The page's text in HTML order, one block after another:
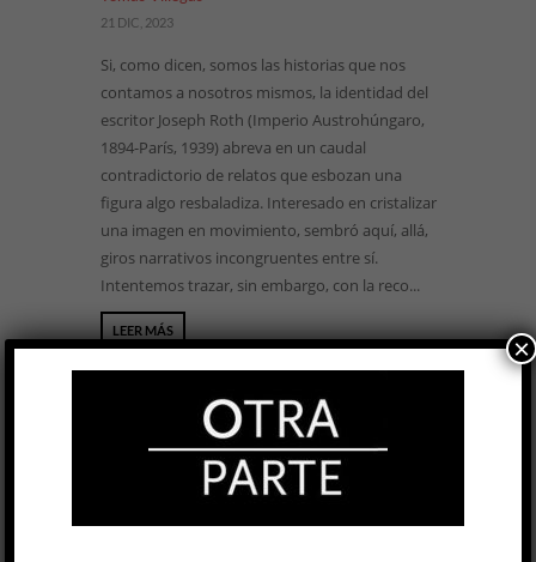
21 DIC, 2023
Si, como dicen, somos las historias que nos
contamos a nosotros mismos, la identidad del
escritor Joseph Roth (Imperio Austrohúngaro,
1894-París, 1939) abreva en un caudal
contradictorio de relatos que esbozan una
figura algo resbaladiza. Interesado en cristalizar
una imagen en movimiento, sembró aquí, allá,
giros narrativos incongruentes entre sí.
Intentemos trazar, sin embargo, con la reco...
LEER MÁS
×